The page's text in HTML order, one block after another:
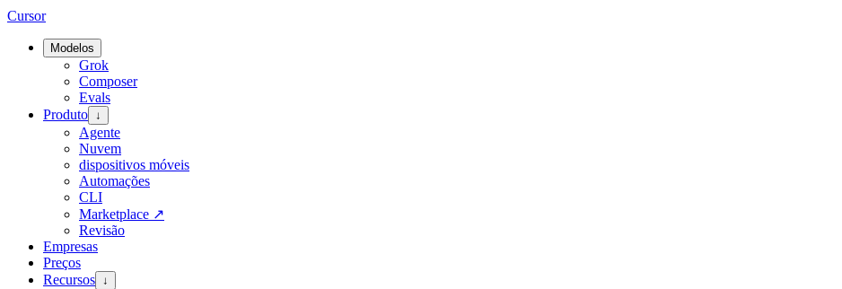
Cursor
Modelos
Grok
Composer
Evals
Produto ↓
Agente
Nuvem
dispositivos móveis
Automações
CLI
Marketplace ↗
Revisão
Empresas
Preços
Recursos ↓